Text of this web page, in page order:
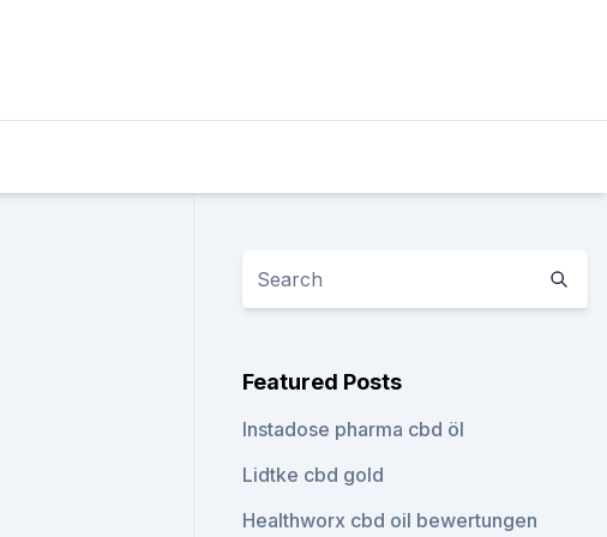
Featured Posts
Instadose pharma cbd öl
Lidtke cbd gold
Healthworx cbd oil bewertungen